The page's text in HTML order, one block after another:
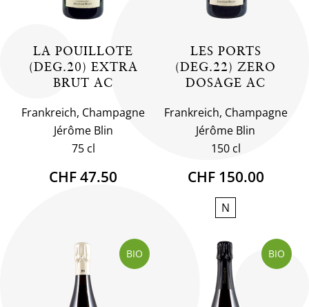
LA POUILLOTE
(DEG.20) EXTRA
BRUT AC
Frankreich, Champagne
Jérôme Blin
75 cl
CHF 47.50
LES PORTS
(DEG.22) ZERO
DOSAGE AC
Frankreich, Champagne
Jérôme Blin
150 cl
CHF 150.00
N
BIO BIO